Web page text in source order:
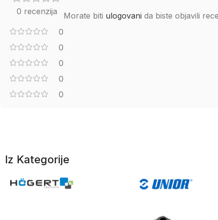
0 recenzija
0
0
0
0
0
Morate biti ulogovani da biste objavili
Iz Kategorije